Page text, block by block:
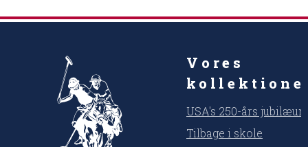
Vores
USA's 250-års jubilæum
Tilbage i skole